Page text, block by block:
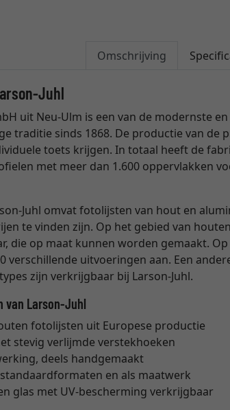
Omschrijving
Juhl
uit Neu-Ulm is een van de modernste
traditie sinds 1868. De productie van
toets krijgen. In totaal heeft de
met meer dan 1.600 oppervlakken
Juhl omvat fotolijsten van hout en
te vinden zijn. Op het gebied van
die op maat kunnen worden gemaakt.
verschillende uitvoeringen aan. Een
zijn verkrijgbaar bij Larson-Juhl.
van Larson-Juhl
fotolijsten uit Europese productie
stevig verlijmde verstekhoeken
deels handgemaakt
en als maatwerk
glas met UV-bescherming verkrijgbaar